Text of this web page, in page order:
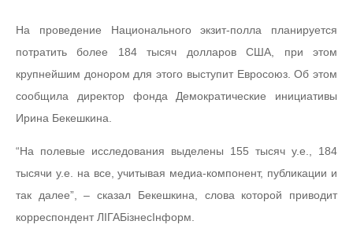
На проведение Национального экзит-полла планируется
потратить более 184 тысяч долларов США, при этом
крупнейшим донором для этого выступит Евросоюз. Об этом
сообщила директор фонда Демократические инициативы
Ирина Бекешкина.
“На полевые исследования выделены 155 тысяч у.е., 184
тысячи у.е. на все, учитывая медиа-компонент, публикации и
так далее”, – сказал Бекешкина, слова которой приводит
корреспондент ЛІГАБізнесІнформ.